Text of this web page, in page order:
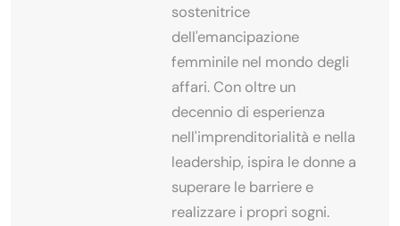
sostenitrice
dell'emancipazione
femminile nel mondo degli
affari. Con oltre un
decennio di esperienza
nell'imprenditorialità e nella
leadership, ispira le donne a
superare le barriere e
realizzare i propri sogni.